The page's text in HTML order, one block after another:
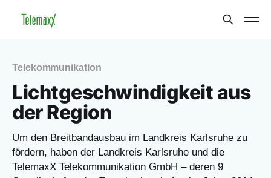
Telekommunikation
Lichtgeschwindigkeit aus
der Region
Um den Breitbandausbau im Landkreis Karlsruhe zu
fördern, haben der Landkreis Karlsruhe und die
TelemaxX Telekommunikation GmbH – deren 9